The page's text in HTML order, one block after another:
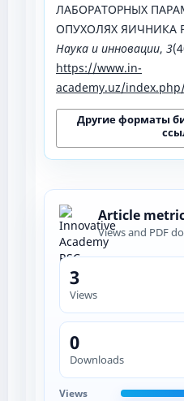
ЛАБОРАТОРНЫХ
ОПУХОЛЯХ ЯИЧНИКА
Наука и инновации, 3
https://www.in-
academy.uz/
Другие форматы
Article
Views and PDF
3
Views
0
Downloads
Views